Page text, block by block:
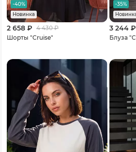
-40%
Новинка
2 658 ₽ 4 430₽
Шорты "Cruise"
-35%
3 244 ₽
Блуза